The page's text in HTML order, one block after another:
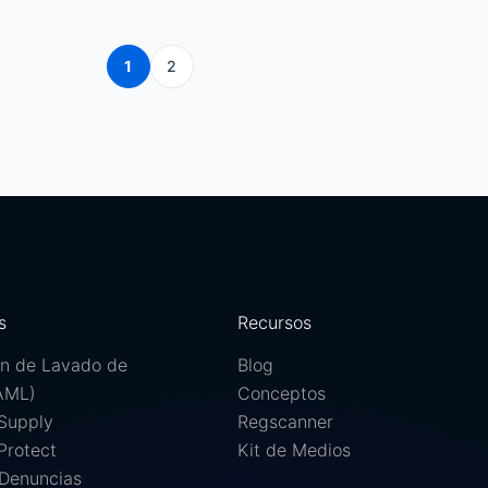
1 2
de Lavado de
Recursos
Blog
Conceptos
Regscanner
Kit de Medios